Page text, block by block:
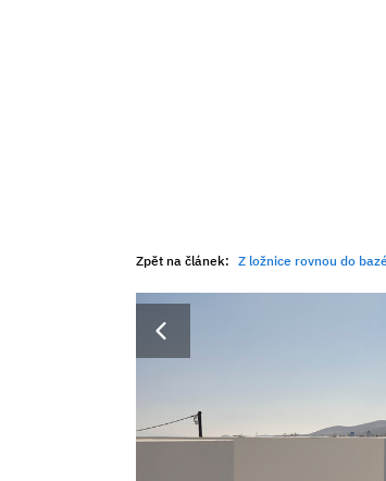
Zpět na článek: Z ložnice rovnou do bazénu.